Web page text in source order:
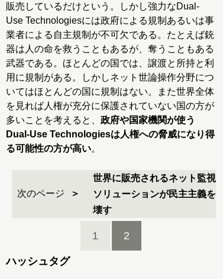
販売しているだけという。しかし強力なDual-
Use Technologiesには政府による規制あるいは事
業者による自主規制が不可欠である。たとえば銃
器は人の命を救うこともあるが、奪うこともある
武器である。ほとんどの国では、譲渡と所持と利
用に規制がある。しかしネット世論操作分野につ
いてはほとんどの国に規制はない。また世界全体
を見れば人権が充分に保護されていない国の方が
多いことを考えると、 政府や国家機関が使う
Dual-Use Technologiesは人権への脅威になり得
る可能性の方が高い。
次のページ
世界に販売されるネット監視
ソリューションが民主主義を
壊す
1 2
ハッシュタグ